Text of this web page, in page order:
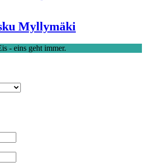
Myllymäki
- eins geht immer.